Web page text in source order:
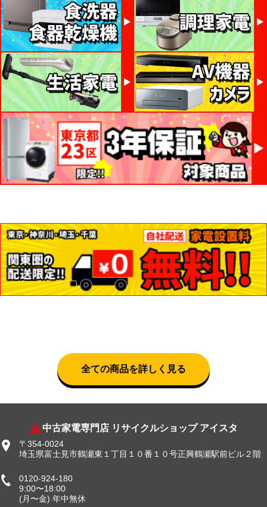
全ての商品を詳しく見る
中古家電専門店 リサイクルショップ アイスタ
〒354-0024
埼玉県富士見市鶴瀬東１丁目１０番１０号正興鶴瀬駅前ビル２階
0120-924-180
9:00〜18:00
(月〜金) 年中無休